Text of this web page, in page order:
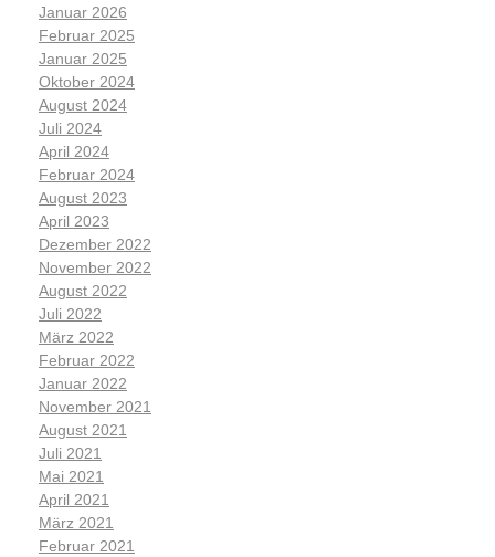
Januar 2026
Februar 2025
Januar 2025
Oktober 2024
August 2024
Juli 2024
April 2024
Februar 2024
August 2023
April 2023
Dezember 2022
November 2022
August 2022
Juli 2022
März 2022
Februar 2022
Januar 2022
November 2021
August 2021
Juli 2021
Mai 2021
April 2021
März 2021
Februar 2021